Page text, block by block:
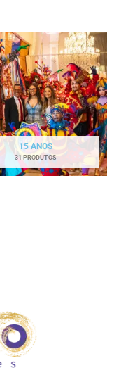
15 ANOS
31 PRODUTOS